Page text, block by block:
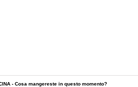
- Cosa mangereste in questo momento?